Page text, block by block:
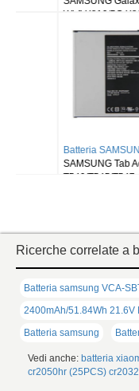
Wi-fi X810/5G X816
Batteria SAMSUNG
SAMSUNG Tab Active Pro
T540/T545/T547
Ricerche correlate a
Batteria samsung VCA-
2400mAh/51.84Wh 21.6V
Batteria samsung
Vedi anche: batteria
cr2050hr (25PCS)